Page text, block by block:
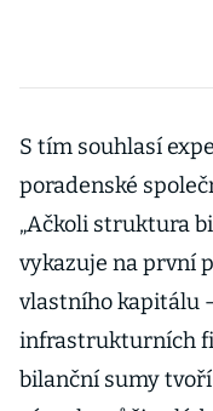
S tím souhlasí
poradenské
„Ačkoli struktura
vykazuje na první
vlastního kapitálu
infrastrukturních
bilanční sumy